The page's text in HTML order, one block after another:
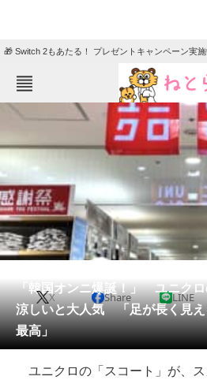
🎁 Switch 2もあたる！ プレゼントキャンペーン実施
ねとらぼメニュー
ニュ
クイズ
グルメ 地域
住まい 教育
動物 リサ
会員記事
メディア
注目記事を集めた総合ページ
「韓国オンニ爆誕！」 ユニクロ
涼しいと大人気 「足が長く見え
最高」
X Share LINE
ユニクロの「スコート」が、